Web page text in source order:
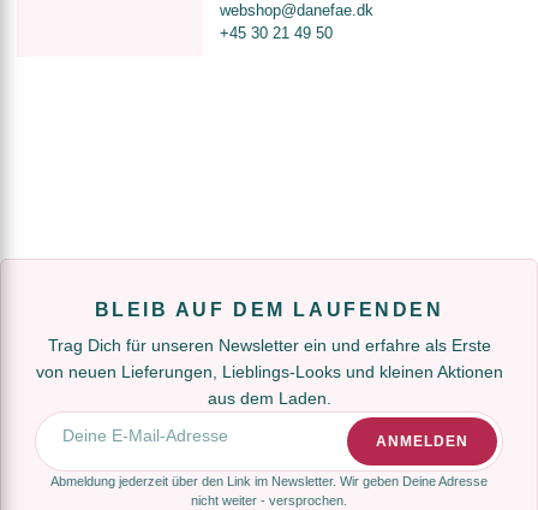
webshop@danefae.dk
+45 30 21 49 50
BLEIB AUF DEM LAUFENDEN
Trag Dich für unseren Newsletter ein und erfahre als Erste
von neuen Lieferungen, Lieblings-Looks und kleinen Aktionen
aus dem Laden.
E-Mail-Adresse
ANMELDEN
Abmeldung jederzeit über den Link im Newsletter. Wir geben Deine Adresse
nicht weiter - versprochen.